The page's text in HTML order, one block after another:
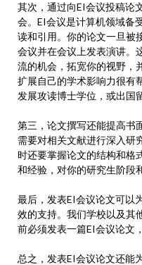
其次，通过向EI会议投稿论
会。EI会议是计算机领域备
读和引用。你的论文一旦被
会议并在会议上发表演讲。
流的机会，拓宽你的视野，
扩展自己的学术影响力很有
发展攻读博士学位，或出国
第三，论文撰写还能提高书
需要对相关文献进行深入研
时还要掌握论文的结构和格
和经验，对你的研究生阶段
最后，发表EI会议论文可以
效的支持。我们学校以及其
前必须发表一篇EI会议论文
总之，发表EI会议论文还能